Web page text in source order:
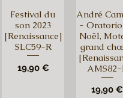
Festival du
son 2023
[Renaissance]
SLC59-R
Prix
19,90 €
André
-
Noël,
grand
AMS82-
Prix
19,90 €